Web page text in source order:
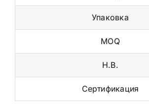
Упаковка
MOQ
Н.В.
Сертификация